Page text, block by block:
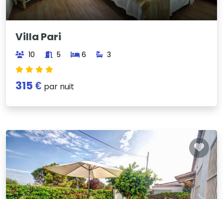
Villa Pari
10 5 6 3
315 € par nuit